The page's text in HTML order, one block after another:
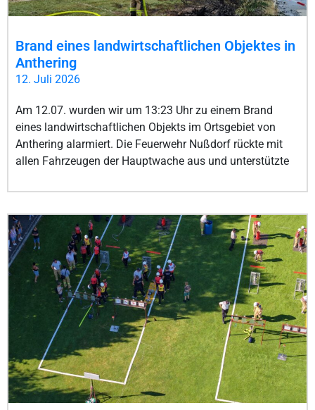
Brand eines landwirtschaftlichen Objektes in
Anthering
12. Juli 2026
Am 12.07. wurden wir um 13:23 Uhr zu einem Brand
eines landwirtschaftlichen Objekts im Ortsgebiet von
Anthering alarmiert. Die Feuerwehr Nußdorf rückte mit
allen Fahrzeugen der Hauptwache aus und unterstützte